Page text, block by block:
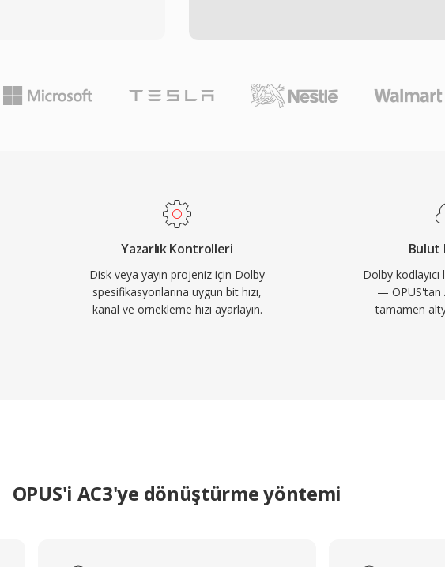
taşıyan çok kanallı
kanalı sayesinde
oynatılmasını
Yazarlık Kontrolleri
Disk veya yayın projeniz için Dolby
spesifikasyonlarına uygun bit hızı,
kanal ve örnekleme hızı ayarlayın.
Bulut
Dolby
— OPUS'tan
tamamen
OPUS'i AC3'ye dönüştürme yöntemi